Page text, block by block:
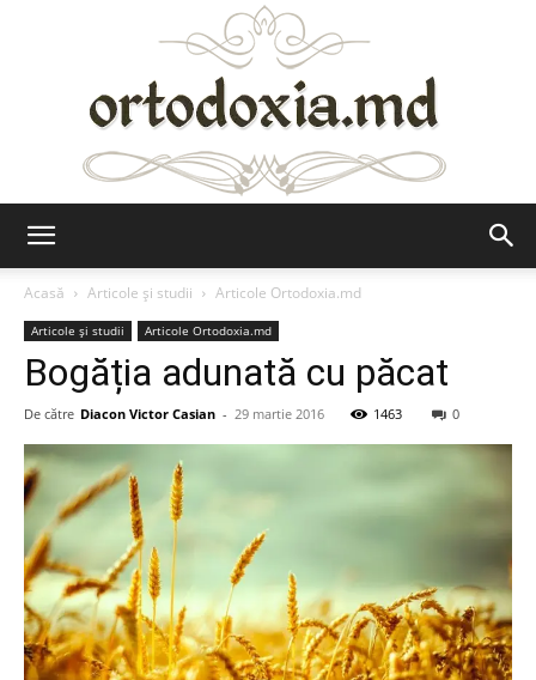
Acasă
Articole şi studii Articole Ortodoxia.md
Articole şi studii Articole Ortodoxia.md
Bogăția adunată cu păcat
De către Diacon Victor Casian - 29 martie 2016 1463 0